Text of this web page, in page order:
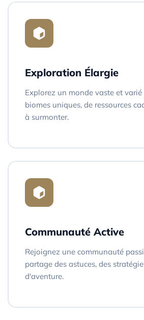
Exploration Élargie
Explorez un monde vaste et
biomes uniques, de ressources
à surmonter.
Communauté Active
Rejoignez une communauté
partage des astuces, des
d'aventure.